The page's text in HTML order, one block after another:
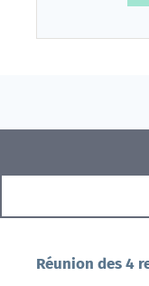
Réunion des 4